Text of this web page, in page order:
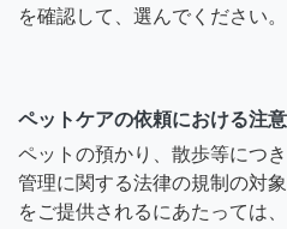
を確認して、選んでください。
ペットケアの依頼における注
ペットの預かり、散歩等につ
管理に関する法律の規制の対
をご提供されるにあたっては